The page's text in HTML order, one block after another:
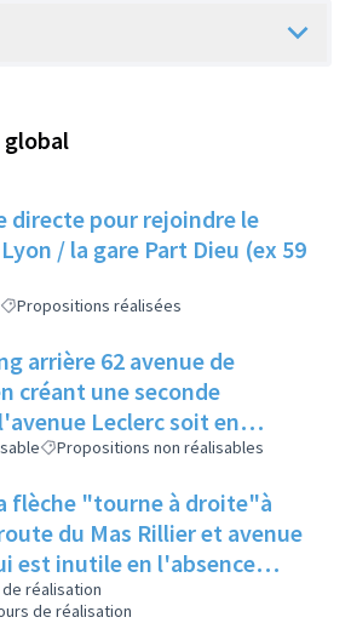
directe pour rejoindre le
/ la gare Part Dieu (ex 59
Propositions réalisées
arrière 62 avenue de
créant une seconde
Leclerc soit en
2 places du bout
Propositions non réalisables
flèche "tourne à droite"à
du Mas Rillier et avenue
est inutile en l'absence
voie
de réalisation
de réalisation